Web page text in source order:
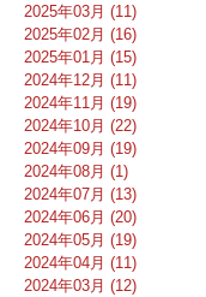
2025年03月 (11)
2025年02月 (16)
2025年01月 (15)
2024年12月 (11)
2024年11月 (19)
2024年10月 (22)
2024年09月 (19)
2024年08月 (1)
2024年07月 (13)
2024年06月 (20)
2024年05月 (19)
2024年04月 (11)
2024年03月 (12)